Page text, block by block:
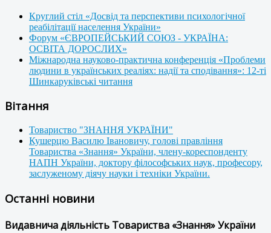
Круглий стіл «Досвід та перспективи психологічної
реабілітації населення України»
Форум «ЄВРОПЕЙСЬКИЙ СОЮЗ - УКРАЇНА:
ОСВІТА ДОРОСЛИХ»
Міжнародна науково-практична конференція «Проблеми
людини в українських реаліях: надії та сподівання»: 12-ті
Шинкаруківські читання
Вітання
Товариство "ЗНАННЯ УКРАЇНИ"
Кушерцю Василю Івановичу, голові правління
Товариства «Знання» України, члену-кореспонденту
НАПН України, доктору філософських наук, професору,
заслуженому діячу науки і техніки України.
Останні новини
Видавнича діяльність Товариства «Знання» України